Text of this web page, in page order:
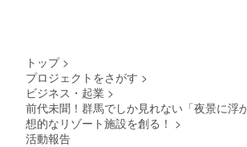
トップ >
プロジェクトをさがす >
ビジネス・起業 >
前代未聞！群馬でしか見れない「夜景に浮
想的なリゾート施設を創る！ >
活動報告